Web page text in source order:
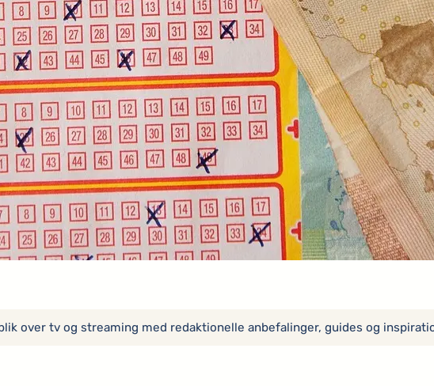
over tv og streaming med redaktionelle anbefalinger, guides og